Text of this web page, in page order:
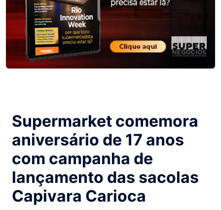
Supermarket comemora
aniversário de 17 anos
com campanha de
lançamento das sacolas
Capivara Carioca